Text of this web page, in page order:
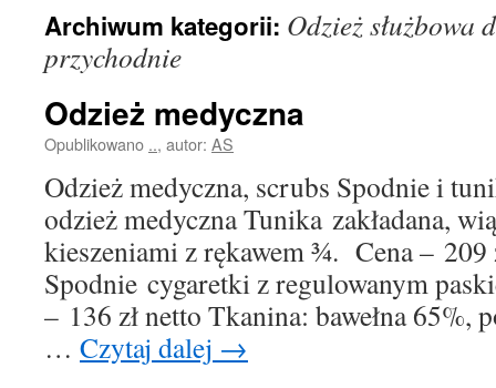
Archiwum kategorii: Odzież służbowa
przychodnie
Odzież medyczna
Opublikowano .., autor: AS
Odzież medyczna, scrubs Spodnie i
odzież medyczna Tunika zakładana,
kieszeniami z rękawem ¾. Cena – 209
Spodnie cygaretki z regulowanym
– 136 zł netto Tkanina: bawełna 65%,
… Czytaj dalej →